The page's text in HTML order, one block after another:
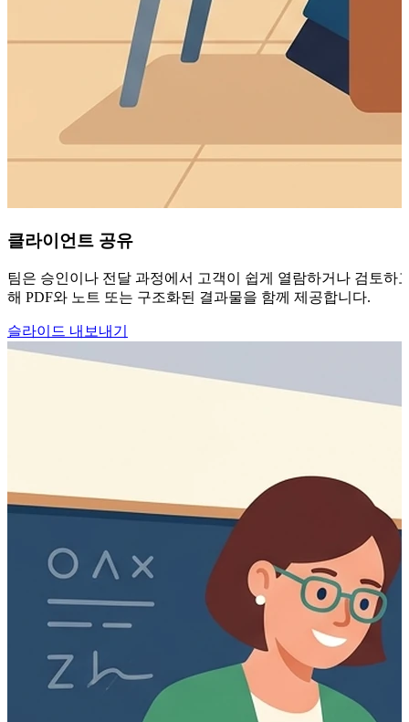
클라이언트 공유
팀은 승인이나 전달 과정에서 고객이 쉽게 열람하거나 검토하
해 PDF와 노트 또는 구조화된 결과물을 함께 제공합니다.
슬라이드 내보내기